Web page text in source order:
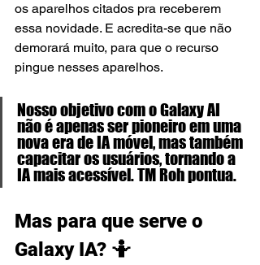
os aparelhos citados pra receberem
essa novidade. E acredita-se que não
demorará muito, para que o recurso
pingue nesses aparelhos.
Nosso objetivo com o Galaxy AI
não é apenas ser pioneiro em uma
nova era de IA móvel, mas também
capacitar os usuários, tornando a
IA mais acessível. TM Roh pontua.
Mas para que serve o
Galaxy IA? 🤷